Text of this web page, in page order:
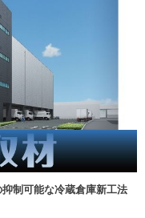
制可能な冷蔵倉庫新工法